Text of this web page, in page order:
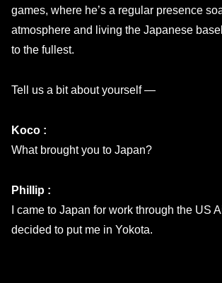
games, where he’s a regular presence
atmosphere and living the Japanese
to the fullest.
Tell us a bit about yourself —
Koco :
What brought you to Japan?
Phillip :
I came to Japan for work through the US
decided to put me in Yokota.